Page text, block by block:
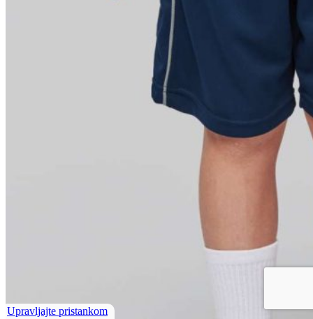
Upravljajte pristankom